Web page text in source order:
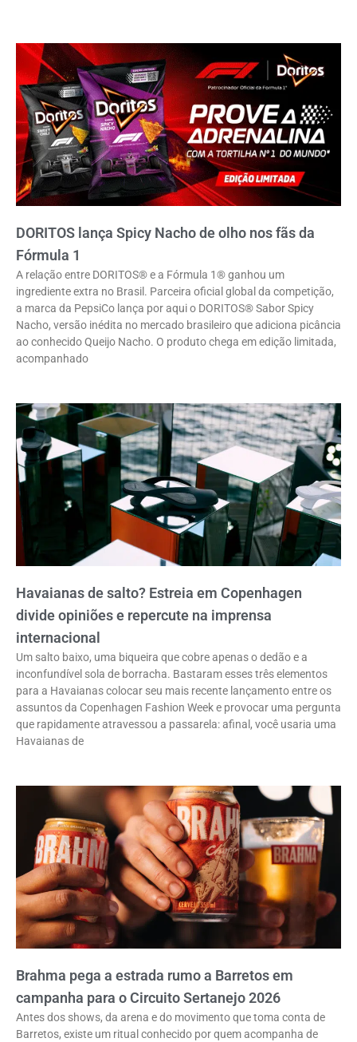
DORITOS lança Spicy Nacho de olho nos fãs da
Fórmula 1
A relação entre DORITOS® e a Fórmula 1® ganhou um
ingrediente extra no Brasil. Parceira oficial global da competição,
a marca da PepsiCo lança por aqui o DORITOS® Sabor Spicy
Nacho, versão inédita no mercado brasileiro que adiciona picância
ao conhecido Queijo Nacho. O produto chega em edição limitada,
acompanhado
Havaianas de salto? Estreia em Copenhagen
divide opiniões e repercute na imprensa
internacional
Um salto baixo, uma biqueira que cobre apenas o dedão e a
inconfundível sola de borracha. Bastaram esses três elementos
para a Havaianas colocar seu mais recente lançamento entre os
assuntos da Copenhagen Fashion Week e provocar uma pergunta
que rapidamente atravessou a passarela: afinal, você usaria uma
Havaianas de
Brahma pega a estrada rumo a Barretos em
campanha para o Circuito Sertanejo 2026
Antes dos shows, da arena e do movimento que toma conta de
Barretos, existe um ritual conhecido por quem acompanha de